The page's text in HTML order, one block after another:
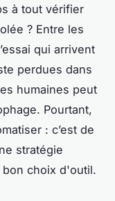
à tout vérifier
? Entre les
qui arrivent
perdues dans
humaines peut
Pourtant,
: c’est de
stratégie
bon choix d'outil.